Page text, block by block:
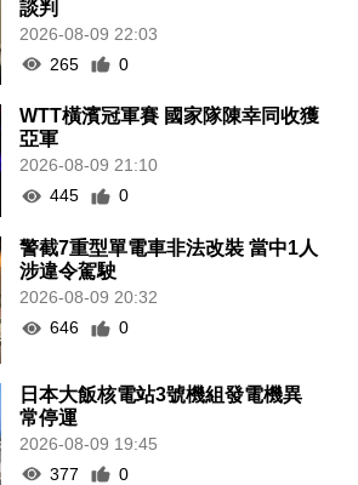
談判
2026-08-09 22:03
265
0
WTT橫濱冠軍賽 國家隊陳幸同收獲
亞軍
2026-08-09 21:10
445
0
警截7重型單電車非法改裝 當中1人
涉違令駕駛
2026-08-09 20:32
646
0
日本大飯核電站3號機組發電機異
常停運
2026-08-09 19:45
377
0